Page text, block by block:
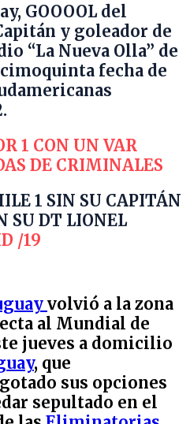
GOOOOL del
y goleador de
“La Nueva Olla” de
fecha de
1 CON UN VAR
DE CRIMINALES
1 SIN SU CAPITÁN
SU DT LIONEL
/19
volvió a la zona
al Mundial de
jueves a domicilio
, que
sus opciones
sepultado en el